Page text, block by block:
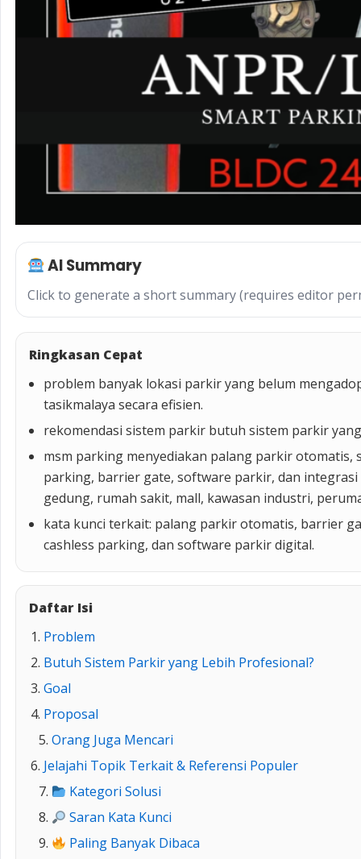
AI Summary
Click to generate a short summary (requires editor
Ringkasan Cepat
problem banyak lokasi parkir yang belum
tasikmalaya secara efisien.
rekomendasi sistem parkir butuh sistem parkir
msm parking menyediakan palang parkir otomatis,
parking, barrier gate, software parkir, dan
gedung, rumah sakit, mall, kawasan industri,
kata kunci terkait: palang parkir otomatis, barrier
cashless parking, dan software parkir digital.
Daftar Isi
Problem
Butuh Sistem Parkir yang Lebih Profesional?
Goal
Proposal
Orang Juga Mencari
Jelajahi Topik Terkait & Referensi Populer
Kategori Solusi
Saran Kata Kunci
Paling Banyak Dibaca